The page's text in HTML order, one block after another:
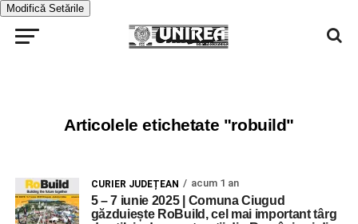
Modifică Setările
Articolele etichetate "robuild"
CURIER JUDEȚEAN acum 1 an
5 – 7 iunie 2025 | Comuna Ciugud
găzduiește RoBuild, cel mai important târg